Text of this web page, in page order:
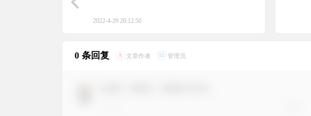
2022-4-29 20:12:50
0 条回复 A 文章作者 M 管理员